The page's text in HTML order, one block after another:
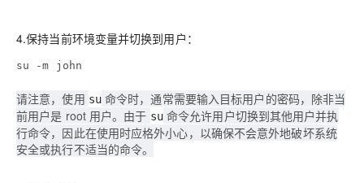
4.保持当前环境变量并切换到用户：
su -m john
请注意，使用 su命令时，通常需要输入目标用户的密码，除非当
前用户是 root 用户。由于 su命令允许用户切换到其他用户并执
行命令，因此在使用时应格外小心，以确保不会意外地破坏系统
安全或执行不适当的命令。